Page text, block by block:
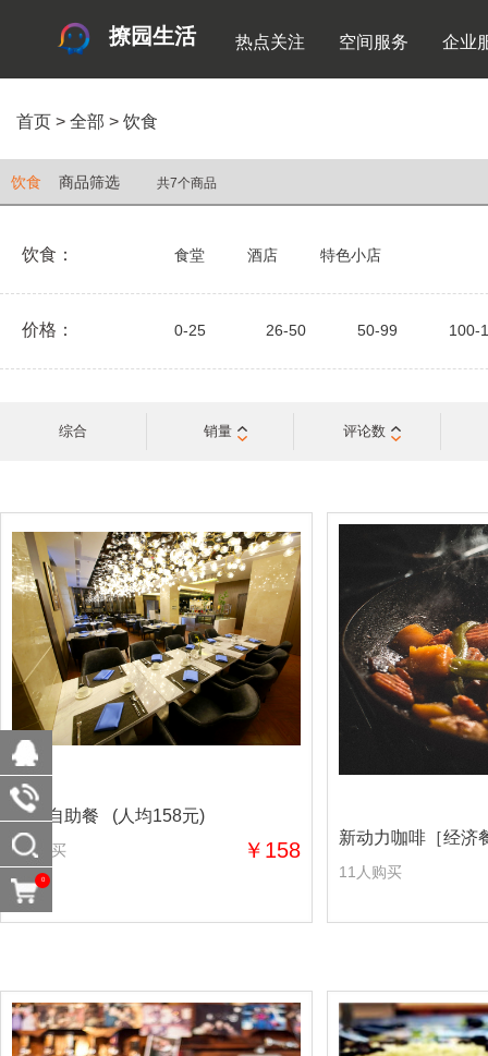
撩园生活 热点关注 空间服务 企业
首页 > 全部 > 饮食
饮食 商品筛选 共7个商品
饮食： 食堂 酒店 特色小店
价格： 0-25 26-50 50-99 100-
综合 销量 评论数
豪宜自助餐 (人均158元)
0人购买 ￥158
新动力咖啡［经
11人购买
0